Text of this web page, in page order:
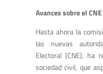
Avances sobre el CNE
Hasta ahora la
las nuevas
Electoral (CNE), ha
sociedad civil, que